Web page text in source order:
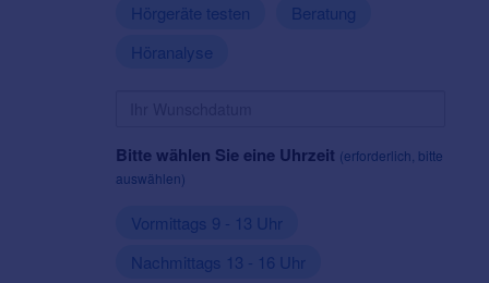
Hörgeräte testen
Beratung
Höranalyse
Bitte wählen Sie eine Uhrzeit (erforderlich, bitte
auswählen)
Vormittags 9 - 13 Uhr
Nachmittags 13 - 16 Uhr